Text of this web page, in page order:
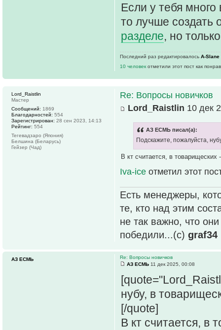
Если у тебя много
то лучше создать
разделе, но
Последний раз редактировалось A-Slane
10 человек отметили этот пост как
Re: Вопросы новичков
Lord_Raistlin 10 дек
АЗ ЕСМЬ писал(а):
Подскажите, пожалуйста,
В кт считается, в товарищеских
Iva-ice отметил этот
Есть менеджеры,
те, кто над этим
не так важно, что
победили...(с) graf34
Lord_Raistlin
Мастер
Сообщений: 1869
Благодарностей: 554
Зарегистрирован: 28 сен 2023, 14:13
Рейтинг: 554
Тегевадзаро (Япония)
Белшина (Беларусь)
Гейзер (Чад)
Re: Вопросы новичков
АЗ ЕСМЬ 11 дек 2025, 00:08
нубу, в
[/quote]
В кт считается, в
АЗ ЕСМЬ